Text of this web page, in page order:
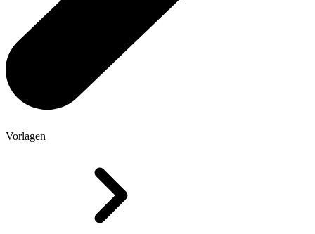
Vorlagen